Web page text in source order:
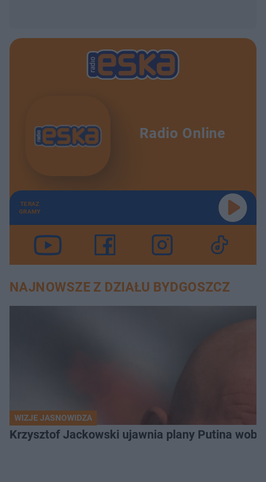
Radio Online
TERAZ
GRAMY
NAJNOWSZE Z DZIAŁU BYDGOSZCZ
WIZJE JASNOWIDZA
Krzysztof Jackowski ujawnia plany Putina